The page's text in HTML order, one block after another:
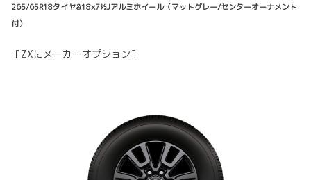
265/65R18タイヤ&18×7½Jアルミホイール（マットグレー/センターオーナメント
付）
［ZXにメーカーオプション］